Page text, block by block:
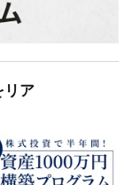
リア